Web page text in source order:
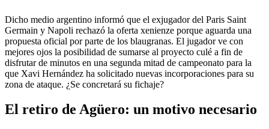
Dicho medio argentino informó que el exjugador del Paris Saint
Germain y Napoli rechazó la oferta xenienze porque aguarda una
propuesta oficial por parte de los blaugranas. El jugador ve con
mejores ojos la posibilidad de sumarse al proyecto culé a fin de
disfrutar de minutos en una segunda mitad de campeonato para la
que Xavi Hernández ha solicitado nuevas incorporaciones para su
zona de ataque. ¿Se concretará su fichaje?
El retiro de Agüero: un motivo necesario